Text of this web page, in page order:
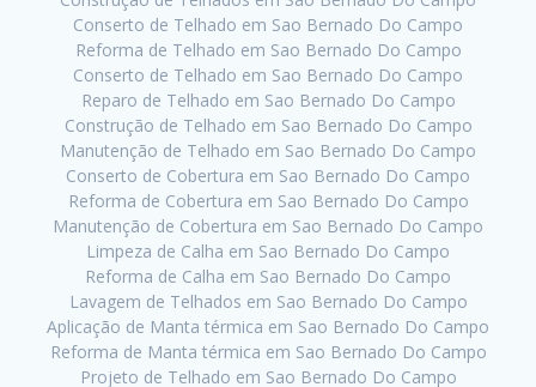
Conserto de Telhado em Sao Bernado Do Campo
Reforma de Telhado em Sao Bernado Do Campo
Conserto de Telhado em Sao Bernado Do Campo
Reparo de Telhado em Sao Bernado Do Campo
Construção de Telhado em Sao Bernado Do Campo
Manutenção de Telhado em Sao Bernado Do Campo
Conserto de Cobertura em Sao Bernado Do Campo
Reforma de Cobertura em Sao Bernado Do Campo
Manutenção de Cobertura em Sao Bernado Do Campo
Limpeza de Calha em Sao Bernado Do Campo
Reforma de Calha em Sao Bernado Do Campo
Lavagem de Telhados em Sao Bernado Do Campo
Aplicação de Manta térmica em Sao Bernado Do Campo
Reforma de Manta térmica em Sao Bernado Do Campo
Projeto de Telhado em Sao Bernado Do Campo